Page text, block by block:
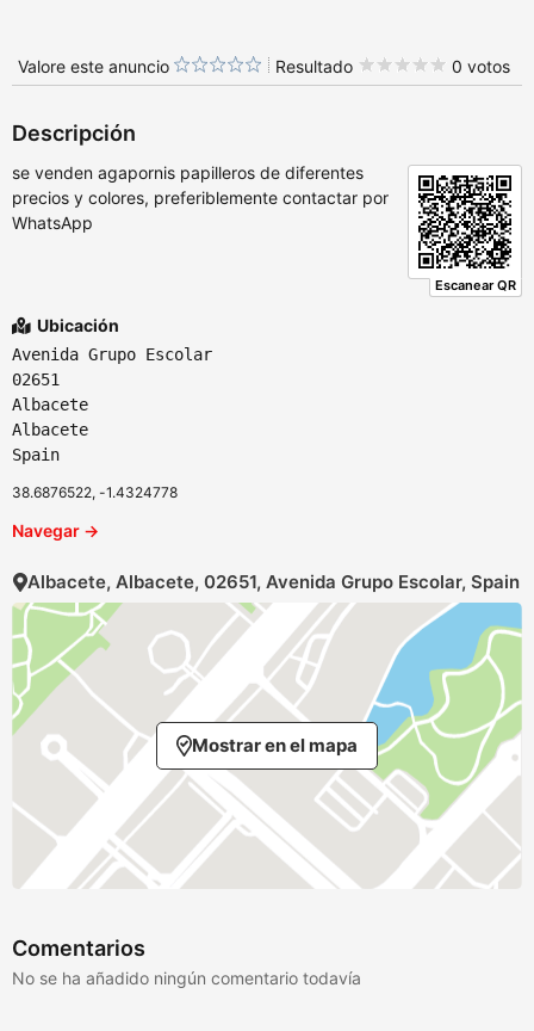
Valore este anuncio Resultado 0 votos
Descripción
Escanear QR
se venden agapornis papilleros de diferentes
precios y colores, preferiblemente contactar por
WhatsApp
Ubicación
Avenida Grupo Escolar
02651
Albacete
Albacete
Spain
38.6876522, -1.4324778
Navegar →
Albacete, Albacete, 02651, Avenida Grupo Escolar, Spain
Mostrar en el mapa
Comentarios
No se ha añadido ningún comentario todavía